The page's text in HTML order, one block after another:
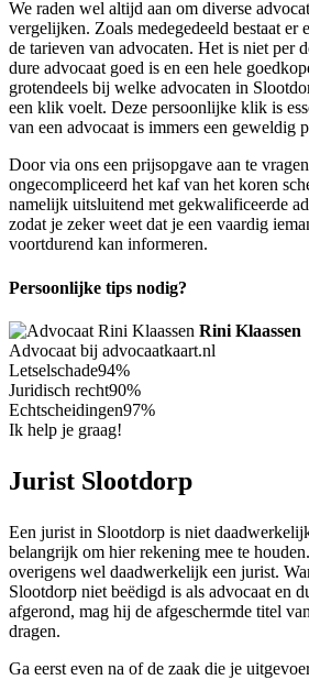
We raden wel altijd aan om diverse
vergelijken. Zoals medegedeeld bestaat er
de tarieven van advocaten. Het is niet per
dure advocaat goed is en een hele
grotendeels bij welke advocaten in
een klik voelt. Deze persoonlijke klik is
van een advocaat is immers een geweldig
Door via ons een prijsopgave aan te
ongecompliceerd het kaf van het koren
namelijk uitsluitend met gekwalificeerde
zodat je zeker weet dat je een vaardig
voortdurend kan informeren.
Persoonlijke tips nodig?
Rini Klaassen
Advocaat bij advocaatkaart.nl
Letselschade94%
Juridisch recht90%
Echtscheidingen97%
Ik help je graag!
Jurist Slootdorp
Een jurist in Slootdorp is niet
belangrijk om hier rekening mee te
overigens wel daadwerkelijk een jurist.
Slootdorp niet beëdigd is als advocaat en
afgerond, mag hij de afgeschermde titel
dragen.
Ga eerst even na of de zaak die je